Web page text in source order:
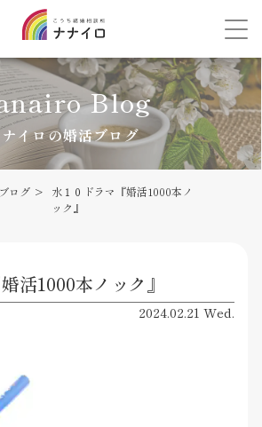
Blog
イロの婚活ブログ
ログ
水１０ドラマ『婚活1000本ノ
ック』
活1000本ノック』
2024.02.21 Wed.